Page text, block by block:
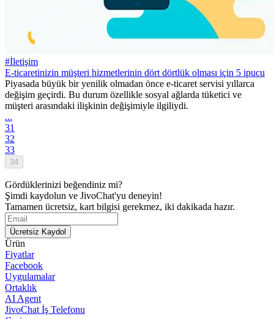
#İletişim
E-ticaretinizin müşteri hizmetlerinin dört dörtlük olması için 5 ipucu
Piyasada büyük bir yenilik olmadan önce e-ticaret servisi yıllarca
değişim geçirdi. Bu durum özellikle sosyal ağlarda tüketici ve
müşteri arasındaki ilişkinin değişimiyle ilgiliydi.
...
31
32
33
34
Gördüklerinizi beğendiniz mi?
Şimdi kaydolun ve JivoChat'yu deneyin!
Tamamen ücretsiz, kart bilgisi gerekmez, iki dakikada hazır.
Ücretsiz Kaydol
Ürün
Fiyatlar
Facebook
Uygulamalar
Ortaklık
AI Agent
JivoChat İş Telefonu